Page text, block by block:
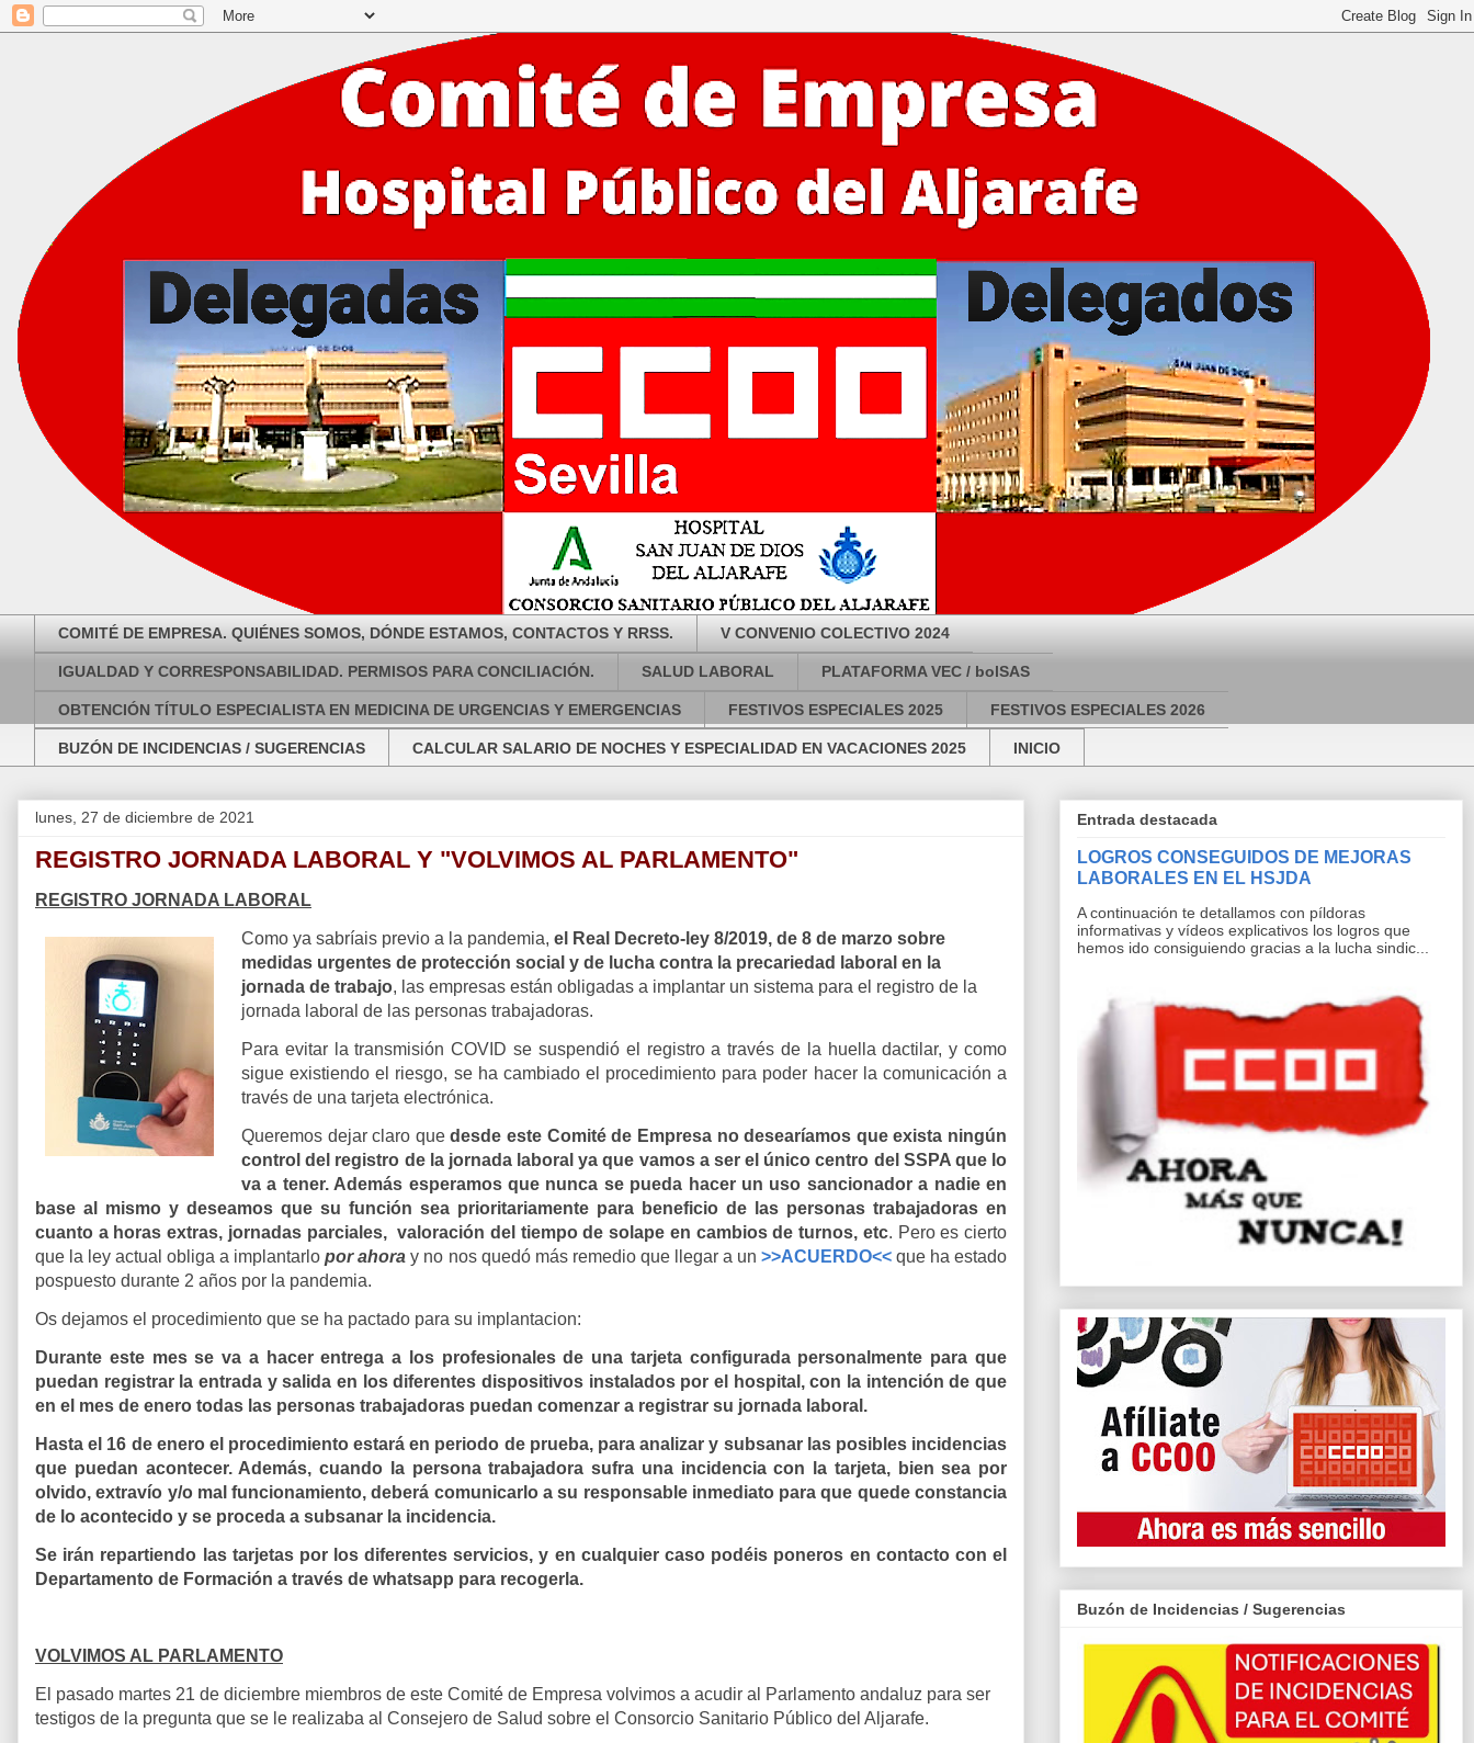
COMITÉ DE EMPRESA. QUIÉNES SOMOS, DÓNDE ESTAMOS, CONTACTOS Y RRSS. V CONVENIO COLECTIVO 2024
IGUALDAD Y CORRESPONSABILIDAD. PERMISOS PARA CONCILIACIÓN. SALUD LABORAL PLATAFORMA VEC / bolSAS
OBTENCIÓN TÍTULO ESPECIALISTA EN MEDICINA DE URGENCIAS Y EMERGENCIAS FESTIVOS ESPECIALES 2025 FESTIVOS ESPECIALES 2026
BUZÓN DE INCIDENCIAS / SUGERENCIAS CALCULAR SALARIO DE NOCHES Y ESPECIALIDAD EN VACACIONES 2025 INICIO
lunes, 27 de diciembre de 2021
REGISTRO JORNADA LABORAL Y "VOLVIMOS AL PARLAMENTO"
REGISTRO JORNADA LABORAL
Como ya sabríais previo a la pandemia, el Real Decreto-ley 8/2019, de 8 de marzo sobre
medidas urgentes de protección social y de lucha contra la precariedad laboral en la
jornada de trabajo, las empresas están obligadas a implantar un sistema para el registro de la
jornada laboral de las personas trabajadoras.
Para evitar la transmisión COVID se suspendió el registro a través de la huella dactilar, y como
sigue existiendo el riesgo, se ha cambiado el procedimiento para poder hacer la comunicación a
través de una tarjeta electrónica.
Queremos dejar claro quedesde este Comité de Empresa no desearíamos que exista ningún
control del registro de la jornada laboral ya que vamos a ser el único centro del SSPA que lo
va a tener. Además esperamos que nunca se pueda hacer un uso sancionador a nadie en
base al mismo y deseamos que su función sea prioritariamente para beneficio de las personas trabajadoras en
cuanto a horas extras, jornadas parciales, valoración del tiempo de solape en cambios de turnos, etc. Pero es cierto
que la ley actual obliga a implantarlopor ahoray no nos quedómás remedio que llegar a un >>ACUERDO<<que ha estado
pospuesto durante 2 años por la pandemia.
Os dejamos el procedimiento que se ha pactado para su implantacion:
Durante este mes se va a hacer entrega a los profesionales de una tarjeta configurada personalmente para que
puedan registrar la entrada y salida en los diferentes dispositivos instalados por el hospital, con la intención de que
en el mes de enero todas las personas trabajadoras puedan comenzar a registrar su jornada laboral.
Hasta el 16 de enero el procedimiento estará en periodo de prueba, para analizar y subsanar las posibles incidencias
que puedan acontecer. Además, cuando la persona trabajadora sufra una incidencia con la tarjeta, bien sea por
olvido, extravío y/o mal funcionamiento, deberá comunicarlo a su responsable inmediato para que quede constancia
de lo acontecido y se proceda a subsanar la incidencia.
Se irán repartiendo las tarjetas por los diferentes servicios, y en cualquier caso podéis poneros en contacto con el
Departamento de Formación a través de whatsapp para recogerla.
VOLVIMOS AL PARLAMENTO
El pasado martes 21 de diciembre miembros de este Comité de Empresa volvimos a acudir al Parlamento andaluz para ser
testigos de la pregunta que se le realizaba al Consejero de Salud sobre el Consorcio Sanitario Público del Aljarafe.
Entrada destacada
LOGROS CONSEGUIDOS DE MEJORAS
LABORALES EN EL HSJDA
A continuación te detallamos con píldoras
informativas y vídeos explicativos los logros que
hemos ido consiguiendo gracias a la lucha sindic...
Buzón de Incidencias / Sugerencias